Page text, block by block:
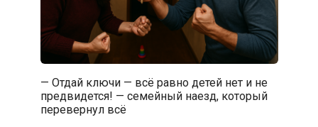
— Отдай ключи — всё равно детей нет и не
предвидется! — семейный наезд, который
перевернул всё